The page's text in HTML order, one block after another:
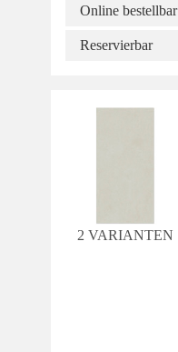
Online bestellbar
Reservierbar
2 VARIANTEN